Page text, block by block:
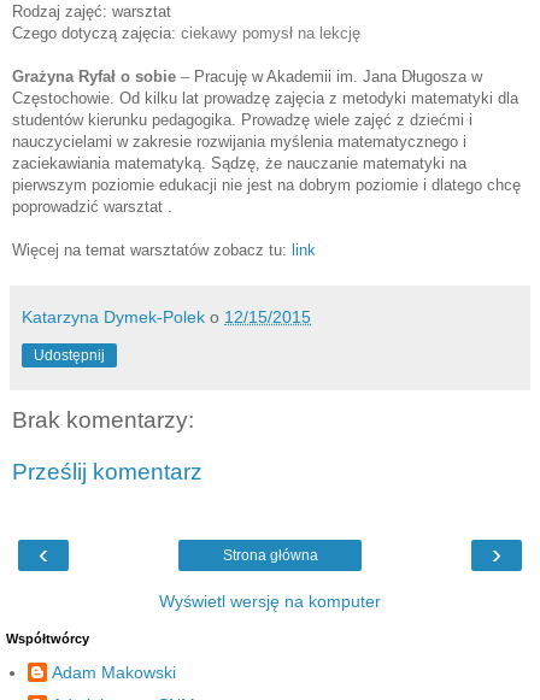
Rodzaj zajęć: warsztat
Czego dotyczą zajęcia: ciekawy pomysł na lekcję
Grażyna Ryfał o sobie – Pracuję w Akademii im. Jana Długosza w
Częstochowie. Od kilku lat prowadzę zajęcia z metodyki matematyki dla
studentów kierunku pedagogika. Prowadzę wiele zajęć z dziećmi i
nauczycielami w zakresie rozwijania myślenia matematycznego i
zaciekawiania matematyką. Sądzę, że nauczanie matematyki na
pierwszym poziomie edukacji nie jest na dobrym poziomie i dlatego chcę
poprowadzić warsztat .
Więcej na temat warsztatów zobacz tu: link
Katarzyna Dymek-Polek o 12/15/2015
Udostępnij
Brak komentarzy:
Prześlij komentarz
‹ ›
Strona główna
Wyświetl wersję na komputer
Współtwórcy
Adam Makowski